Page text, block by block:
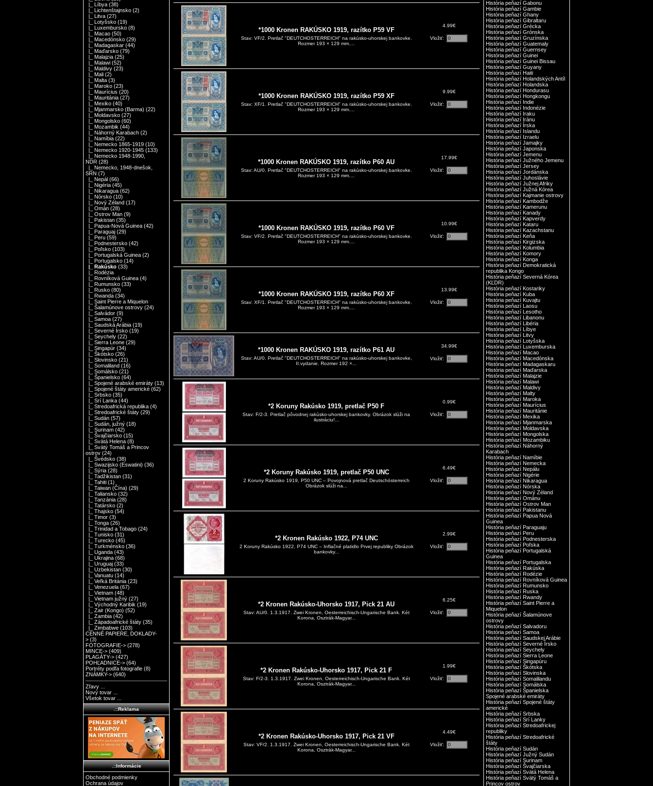
|_ Líbya (38)
|_ Lichtenštajnsko (2)
|_ Litva (27)
|_ Lotyšsko (19)
|_ Luxembursko (8)
|_ Macao (50)
|_ Macedónsko (29)
|_ Madagaskar (44)
|_ Maďarsko (79)
|_ Malajzia (25)
|_ Malawi (52)
|_ Maldivy (23)
|_ Mali (2)
|_ Malta (3)
|_ Maroko (23)
|_ Maurícius (20)
|_ Mauritánia (27)
|_ Mexiko (40)
|_ Mjanmarsko (Barma) (22)
|_ Moldavsko (27)
|_ Mongolsko (60)
|_ Mozambik (44)
|_ Náhorný Karabach (2)
|_ Namíbia (22)
|_ Nemecko 1865-1919 (10)
|_ Nemecko 1920-1945 (133)
|_ Nemecko 1948-1990,
NDR (28)
|_ Nemecko, 1948-dnešok,
SRN (7)
|_ Nepál (66)
|_ Nigéria (45)
|_ Nikaragua (62)
|_ Nórsko (10)
|_ Nový Zéland (17)
|_ Omán (28)
|_ Ostrov Man (9)
|_ Pakistan (35)
|_ Papua-Nová Guinea (42)
|_ Paraguaj (29)
|_ Peru (59)
|_ Podnestersko (42)
|_ Poľsko (103)
|_ Portugalská Guinea (2)
|_ Portugalsko (14)
|_ Rakúsko (33)
|_ Rodézia
|_ Rovníková Guinea (4)
|_ Rumunsko (33)
|_ Rusko (80)
|_ Rwanda (34)
|_ Saint Pierre a Miquelon
|_ Šalamúnove ostrovy (24)
|_ Salvádor (9)
|_ Samoa (27)
|_ Saudská Arábia (19)
|_ Severné Írsko (19)
|_ Seychely (22)
|_ Sierra Leone (29)
|_ Singapúr (34)
|_ Škótsko (26)
|_ Slovinsko (21)
|_ Somaliland (16)
|_ Somálsko (21)
|_ Španielsko (64)
|_ Spojené arabské emiráty (13)
|_ Spojené štáty americké (62)
|_ Srbsko (35)
|_ Srí Lanka (44)
|_ Stredoafrická republika (4)
|_ Stredoafrické štáty (29)
|_ Sudán (57)
|_ Sudán, južný (18)
|_ Surinam (42)
|_ Švajčiarsko (15)
|_ Svätá Helena (8)
|_ Svätý Tomáš a Princov
ostrov (24)
|_ Švédsko (38)
|_ Swazijsko (Eswatini) (36)
|_ Sýria (28)
|_ Tadžikistan (31)
|_ Tahiti (1)
|_ Taiwan (Čína) (29)
|_ Taliansko (32)
|_ Tanzánia (28)
|_ Tatársko (2)
|_ Thajsko (54)
|_ Timor (3)
|_ Tonga (26)
|_ Trinidad a Tobago (24)
|_ Tunisko (31)
|_ Turecko (45)
|_ Turkménsko (36)
|_ Uganda (43)
|_ Ukrajina (68)
|_ Uruguaj (33)
|_ Uzbekistan (30)
|_ Vanuatu (14)
|_ Veľká Británia (23)
|_ Venezuela (67)
|_ Vietnam (48)
|_ Vietnam južný (27)
|_ Východný Karibik (19)
|_ Zair (Kongo) (52)
|_ Zambia (42)
|_ Západoafrické štáty (35)
|_ Zimbabwe (103)
CENNÉ PAPIERE, DOKLADY-
> (3)
FOTOGRAFIE-> (278)
MINCE-> (409)
PLAGÁTY-> (427)
POHĽADNICE-> (64)
Portréty podľa fotografie (8)
ZNÁMKY-> (640)
Zľavy ...
Nový tovar ...
Všetok tovar ...
.::Reklama
.::Informácie
Obchodné podmienky
Ochrana údajov
*1000 Kronen RAKÚSKO 1919, razítko P59 VF
Stav: VF/2. Pretlač "DEUTCHOSTERREICH" na rakúsko-uhorskej bankovke.
Rozmer 193 × 129 mm....
4.99€
Vložiť:
*1000 Kronen RAKÚSKO 1919, razítko P59 XF
Stav: XF/1. Pretlač "DEUTCHOSTERREICH" na rakúsko-uhorskej bankovke.
Rozmer 193 × 129 mm....
9.99€
Vložiť:
*1000 Kronen RAKÚSKO 1919, razítko P60 AU
Stav: AU/0. Pretlač "DEUTCHOSTERREICH" na rakúsko-uhorskej bankovke.
Rozmer 193 × 129 mm....
17.99€
Vložiť:
*1000 Kronen RAKÚSKO 1919, razítko P60 VF
Stav: VF/2. Pretlač "DEUTCHOSTERREICH" na rakúsko-uhorskej bankovke.
Rozmer 193 × 129 mm....
10.99€
Vložiť:
*1000 Kronen RAKÚSKO 1919, razítko P60 XF
Stav: XF/1. Pretlač "DEUTCHOSTERREICH" na rakúsko-uhorskej bankovke.
Rozmer 193 × 129 mm....
13.99€
Vložiť:
*1000 Kronen RAKÚSKO 1919, razítko P61 AU
Stav: AU/0. Pretlač "DEUTCHOSTERREICH" na rakúsko-uhorskej bankovke,
II.vydanie. Rozmer 192 ×...
34.99€
Vložiť:
*2 Koruny Rakúsko 1919, pretlač P50 F
Stav: F/2-3. Pretlač pôvodnej rakúsko-uhorskej bankovky. Obrázok slúži na
ilustráciu!...
0.99€
Vložiť:
*2 Koruny Rakúsko 1919, pretlač P50 UNC
2 Koruny Rakúsko 1919, P50 UNC – Povojnová pretlač Deutschösterreich
Obrázok slúži na...
6.49€
Vložiť:
*2 Kronen Rakúsko 1922, P74 UNC
2 Koruny Rakúsko 1922, P74 UNC – Inflačné platidlo Prvej republiky Obrázok
bankovky...
2.99€
Vložiť:
*2 Kronen Rakúsko-Uhorsko 1917, Pick 21 AU
Stav: AU/0. 1.3.1917. Zwei Kronen, Oesterreichisch-Ungarische Bank. Két
Korona, Osztrák-Magyar...
6.25€
Vložiť:
*2 Kronen Rakúsko-Uhorsko 1917, Pick 21 F
Stav: F/2-3. 1.3.1917. Zwei Kronen, Oesterreichisch-Ungarische Bank. Két
Korona, Osztrák-Magyar...
1.99€
Vložiť:
*2 Kronen Rakúsko-Uhorsko 1917, Pick 21 VF
Stav: VF/2. 1.3.1917. Zwei Kronen, Oesterreichisch-Ungarische Bank. Két
Korona, Osztrák-Magyar...
4.49€
Vložiť:
História peňazí Gabonu
História peňazí Gambie
História peňazí Ghany
História peňazí Gibraltaru
História peňazí Grécka
História peňazí Grónska
História peňazí Gruzínska
História peňazí Guatemaly
História peňazí Guernsey
História peňazí Guinei
História peňazí Guinei Bissau
História peňazí Guyany
História peňazí Haiti
História peňazí Holandských Antíl
História peňazí Holandska
História peňazí Hondurasu
História peňazí Hongkongu
História peňazí Indie
História peňazí Indonézie
História peňazí Iraku
História peňazí Iránu
História peňazí Írska
História peňazí Islandu
História peňazí Izraelu
História peňazí Jamajky
História peňazí Japonska
História peňazí Jemenu
História peňazí Južného Jemenu
História peňazí Jersey
História peňazí Jordánska
História peňazí Juhoslávie
História peňazí Južnej Afriky
História peňazí Južná Kórea
História peňazí Kajmanie ostrovy
História peňazí Kambodže
História peňazí Kamerunu
História peňazí Kanady
História peňazí Kapverdy
História peňazí Kataru
História peňazí Kazachstanu
História peňazí Keňa
História peňazí Kirgizska
História peňazí Kolumbia
História peňazí Komory
História peňazí Konga
História peňazí Demokratická
republika Kongo
História peňazí Severná Kórea
(KĽDR)
História peňazí Kostariky
História peňazí Kuba
História peňazí Kuvajtu
História peňazí Laosu
História peňazí Lesotho
História peňazí Libanonu
História peňazí Libéria
História peňazí Líbye
História peňazí Litvy
História peňazí Lotyšska
História peňazí Luxemburska
História peňazí Macao
História peňazí Macedónska
História peňazí Madagaskaru
História peňazí Maďarska
História peňazí Malajzie
História peňazí Malawi
História peňazí Maldivy
História peňazí Malty
História peňazí Maroka
História peňazí Maurícius
História peňazí Mauritánie
História peňazí Mexika
História peňazí Mjanmarska
História peňazí Moldavska
História peňazí Mongolska
História peňazí Mozambiku
História peňazí Náhorný
Karabach
História peňazí Namíbie
História peňazí Nemecka
História peňazí Nepálu
História peňazí Nigérie
História peňazí Nikaragua
História peňazí Nórska
História peňazí Nový Zéland
História peňazí Ománu
História peňazí Ostrov Man
História peňazí Pakistanu
História peňazí Papua Nová
Guinea
História peňazí Paraguaju
História peňazí Peru
História peňazí Podnesterska
História peňazí Poľska
História peňazí Portugalská
Guinea
História peňazí Portugalska
História peňazí Rakúska
História peňazí Rodézie
História peňazí Rovníková Guinea
História peňazí Rumunsko
História peňazí Ruska
História peňazí Rwandy
História peňazí Saint Pierre a
Miquelon
História peňazí Šalamúnove
ostrovy
História peňazí Salvadoru
História peňazí Samoa
História peňazí Saudskej Arábie
História peňazí Severné Írsko
História peňazí Seychely
História peňazí Sierra Leone
História peňazí Singapúru
História peňazí Škótska
História peňazí Slovinska
História peňazí Somalilandu
História peňazí Somálska
História peňazí Španielska
Spojené arabské emiráty
História peňazí Spojené štáty
americké
História peňazí Srbska
História peňazí Srí Lanky
História peňazí Stredoafrickej
republiky
História peňazí Stredoafrické
štáty
História peňazí Sudán
História peňazí Južný Sudán
História peňazí Surinam
História peňazí Švajčiarska
História peňazí Svätá Helena
História peňazí Svätý Tomáš a
Princov ostrov